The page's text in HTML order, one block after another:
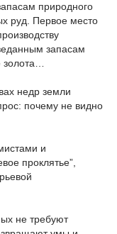
природного
руд. Первое место
запасам
недр земли
почему не видно
и
проклятье”,
не требуют